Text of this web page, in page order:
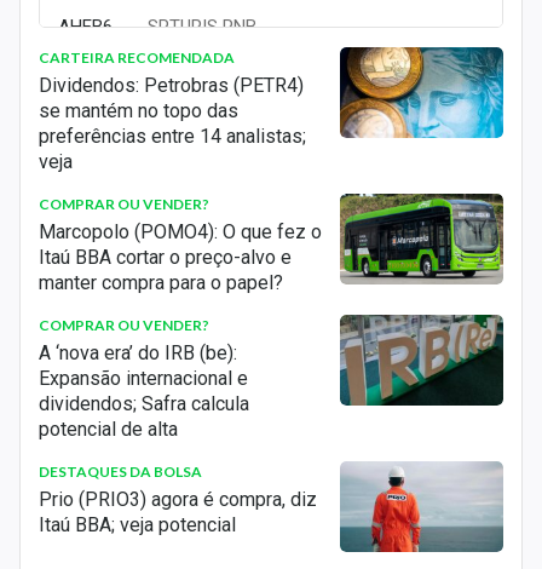
AHEB6
SPTURIS PNB
ALLD3
ALLIED ON NM
ALOS3
ALLOS ON NM
ALPA3
ALPARGATAS ON N1
ESTAPAR ON NM
ALSO3
ALLOS S.A.
ALUPAR UNT N2
ALUP3
ALUPAR ON N2
ALUP4
ALUPAR PN N2
AMAR3
LOJAS MARISAON NM
AMER3
AMERICANAS ON NM
AMOB3
AUTOMOB ON NM
CARTEIRA RECOMENDADA
Dividendos: Petrobras (PETR4)
se mantém no topo das
preferências entre 14 analistas;
veja
COMPRAR OU VENDER?
Marcopolo (POMO4): O que fez o
Itaú BBA cortar o preço-alvo e
manter compra para o papel?
COMPRAR OU VENDER?
A ‘nova era’ do IRB (be):
Expansão internacional e
dividendos; Safra calcula
potencial de alta
DESTAQUES DA BOLSA
Prio (PRIO3) agora é compra, diz
Itaú BBA; veja potencial